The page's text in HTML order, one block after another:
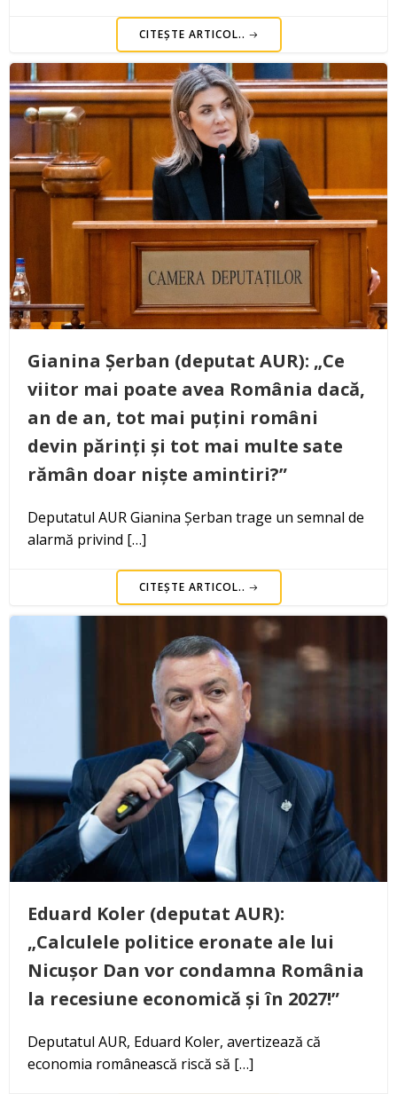
CITEȘTE ARTICOL..
Gianina Șerban (deputat AUR): „Ce
viitor mai poate avea România dacă,
an de an, tot mai puțini români
devin părinți și tot mai multe sate
rămân doar niște amintiri?”
Deputatul AUR Gianina Șerban trage un semnal de
alarmă privind […]
CITEȘTE ARTICOL..
Eduard Koler (deputat AUR):
„Calculele politice eronate ale lui
Nicușor Dan vor condamna România
la recesiune economică și în 2027!”
Deputatul AUR, Eduard Koler, avertizează că
economia românească riscă să […]